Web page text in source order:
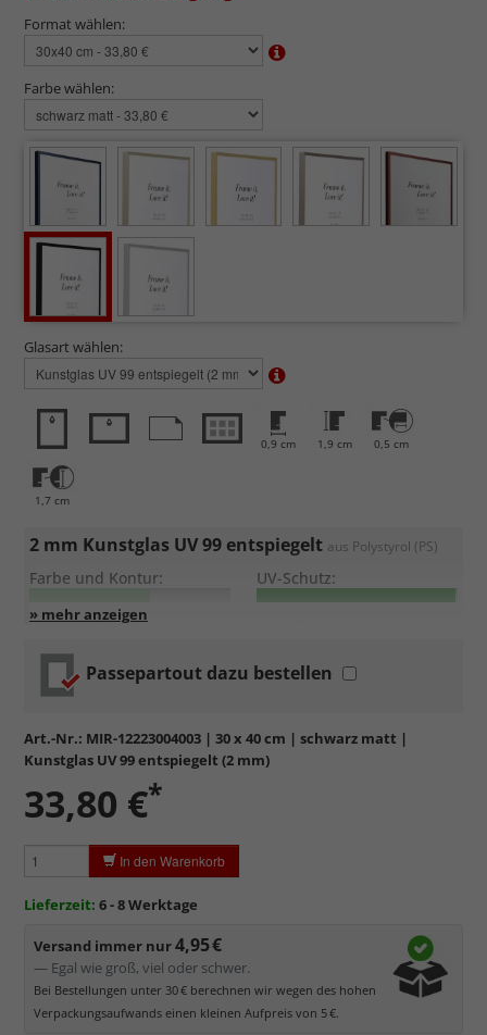
Format wählen:
Farbe wählen:
Glasart wählen:
0,9 cm 1,9 cm 0,5 cm
1,7 cm
2 mm Kunstglas UV 99 entspiegelt aus Polystyrol (PS)
Farbe und Kontur: UV-Schutz:
Entspiegelung:
Sehr leicht und bruchsicher , daher auch für große Formate
geeignet.
der Farben.
Einseitig mattiert
, wodurch eintreffendes Licht zerstreut
und direkte Reflexionen deutlich reduziert werden.
Sehr kratzempfindlich
die abgezogen werden muss.
Elektrostatischgeladen, daher werden Staub und feine
Partikel angezogen.
Distanzrahmen geeignet
. Mit zunehmendem Abstand zum
Bild wird dieses Glas milchig.
Passepartout dazu bestellen
Art.-Nr.: MIR-12223004003 | 30 x 40 cm | schwarz matt |
Kunstglas UV 99 entspiegelt (2 mm)
33,80 €*
In den Warenkorb
Lieferzeit: 6 - 8 Werktage
Versand immer nur4,95 €
— Egal wie groß, viel oder schwer.
Bei Bestellungen unter 30 € berechnen wir wegen des hohen
Verpackungsaufwands einen kleinen Aufpreis von 5 €.